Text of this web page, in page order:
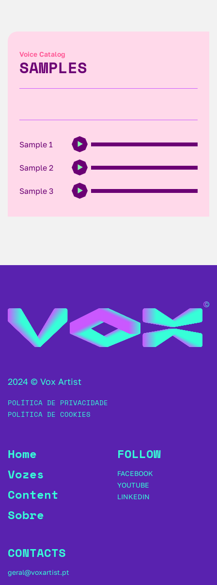
Voice Catalog
SAMPLES
Sample 1
Sample 2
Sample 3
2024 © Vox Artist
POLÍTICA DE PRIVACIDADE
POLÍTICA DE COOKIES
Home
Vozes
Content
Sobre
FOLLOW
FACEBOOK
YOUTUBE
LINKEDIN
CONTACTS
geral@voxartist.pt